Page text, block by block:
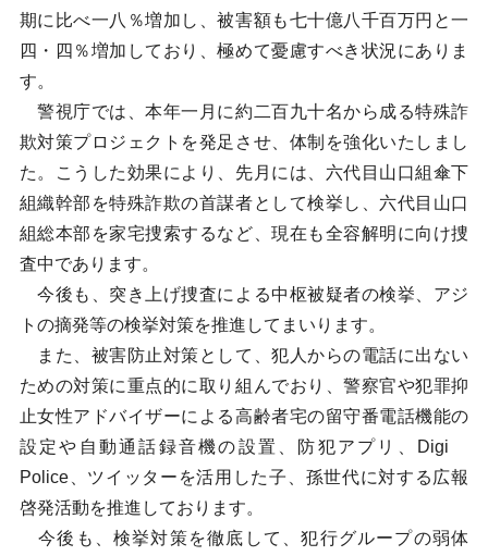
期に比べ一八％増加し、被害額も七十億八千百万円と一
四・四％増加しており、極めて憂慮すべき状況にありま
す。
警視庁では、本年一月に約二百九十名から成る特殊詐
欺対策プロジェクトを発足させ、体制を強化いたしまし
た。こうした効果により、先月には、六代目山口組傘下
組織幹部を特殊詐欺の首謀者として検挙し、六代目山口
組総本部を家宅捜索するなど、現在も全容解明に向け捜
査中であります。
今後も、突き上げ捜査による中枢被疑者の検挙、アジ
トの摘発等の検挙対策を推進してまいります。
また、被害防止対策として、犯人からの電話に出ない
ための対策に重点的に取り組んでおり、警察官や犯罪抑
止女性アドバイザーによる高齢者宅の留守番電話機能の
設定や自動通話録音機の設置、防犯アプリ、Digi
Police、ツイッターを活用した子、孫世代に対する広報
啓発活動を推進しております。
今後も、検挙対策を徹底して、犯行グループの弱体